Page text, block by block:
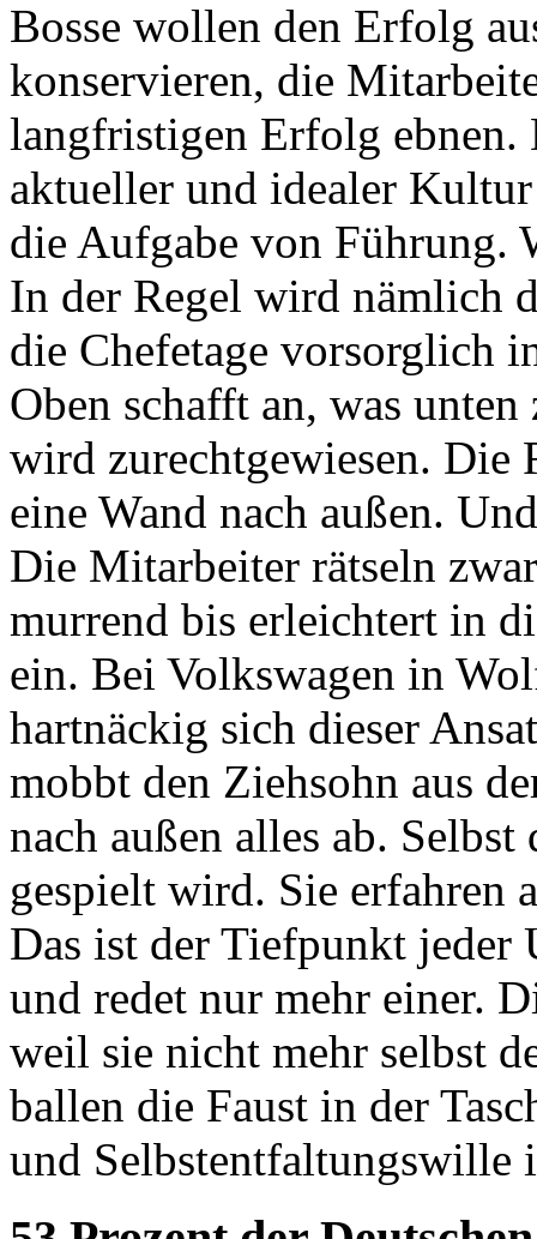
Bosse wollen den Erfolg
konservieren, die
langfristigen Erfolg ebnen.
aktueller und idealer
die Aufgabe von Führung.
In der Regel wird nämlich
die Chefetage vorsorglich
Oben schafft an, was
wird zurechtgewiesen. Die
eine Wand nach außen.
Die Mitarbeiter rätseln
murrend bis erleichtert in
ein. Bei Volkswagen in
hartnäckig sich dieser
mobbt den Ziehsohn aus
nach außen alles ab.
gespielt wird. Sie erfahren
Das ist der Tiefpunkt jeder
und redet nur mehr einer.
weil sie nicht mehr selbst
ballen die Faust in der
und Selbstentfaltungswille